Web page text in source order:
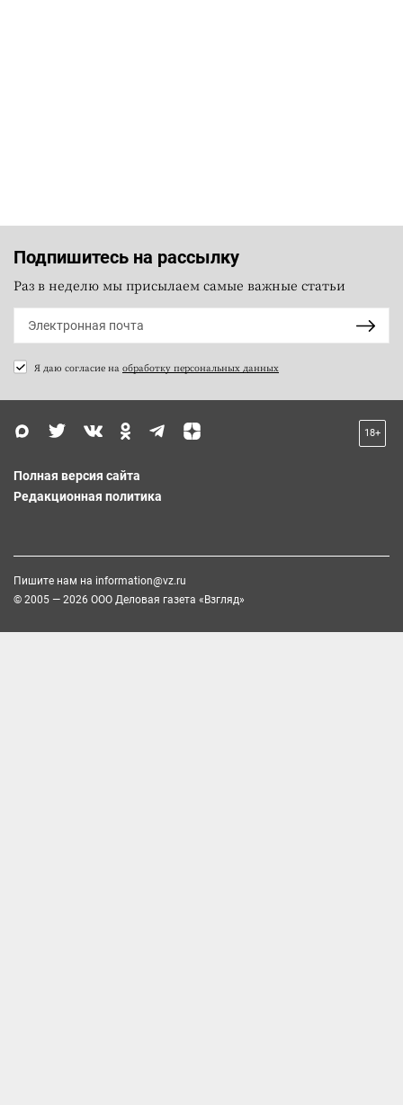
Подпишитесь на рассылку
Раз в неделю мы присылаем самые важные статьи
Я даю согласие на обработку персональных данных
18+
Полная версия сайта
Редакционная политика
Пишите нам на information@vz.ru
© 2005 — 2026 ООО Деловая газета «Взгляд»